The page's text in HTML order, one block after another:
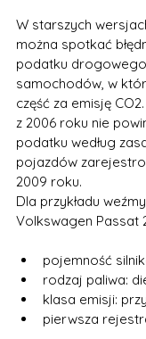
W starszych
można spotkać
podatku
samochodów, w
część za emisję
z 2006 roku nie
podatku według
pojazdów
2009 roku.
Dla przykładu
Volkswagen Passat
pojemność
rodzaj paliwa:
klasa emisji:
pierwsza